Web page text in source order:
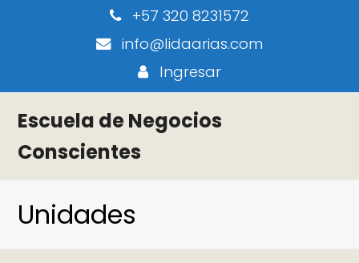
+57 320 8231572
info@lidaarias.com
Ingresar
Escuela de Negocios
Conscientes
Unidades